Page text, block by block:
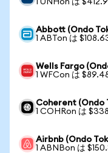
1 UNHon は
Abbott (Ondo
1 ABTon は
Wells Fargo
1 WFCon は
Coherent (Ondo
1 COHRon は
Airbnb (Ondo
1 ABNBon は